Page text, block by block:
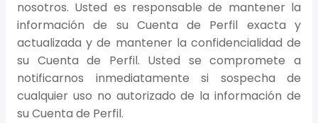
nosotros. Usted es responsable de mantener la
información de su Cuenta de Perfil exacta y
actualizada y de mantener la confidencialidad de
su Cuenta de Perfil. Usted se compromete a
notificarnos inmediatamente si sospecha de
cualquier uso no autorizado de la información de
su Cuenta de Perfil.